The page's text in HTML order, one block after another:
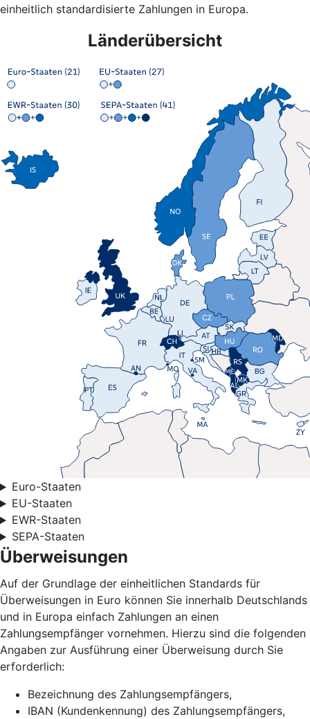
einheitlich standardisierte Zahlungen in Europa.
Länderübersicht
Euro-Staaten
EU-Staaten
EWR-Staaten
SEPA-Staaten
Überweisungen
Auf der Grundlage der einheitlichen Standards für
Überweisungen in Euro können Sie innerhalb Deutschlands
und in Europa einfach Zahlungen an einen
Zahlungsempfänger vornehmen. Hierzu sind die folgenden
Angaben zur Ausführung einer Überweisung durch Sie
erforderlich:
Bezeichnung des Zahlungsempfängers,
IBAN (Kundenkennung) des Zahlungsempfängers,